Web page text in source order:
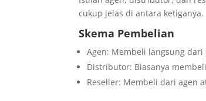
cukup jelas di antara ketiganya.
Skema Pembelian
Agen: Membeli langsung
Distributor: Biasanya
Reseller: Membeli dari agen